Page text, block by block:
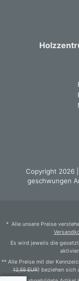
Copyright 2026
geschwungen
* Alle unsere Preise
Es wird jeweils die
** Alle Preise mit der
12,55 EUR) beziehen sich